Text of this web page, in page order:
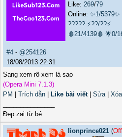
Like: 269/79
Online: ✨1/5379✨
????? ⚡??/??⚡
🩸21/4139🩸 🌟0/
#4 - @254126
18/08/2013 22:31
Sang xem rõ xem là sao
(Opera Mini 7.1.3)
PM
Trích dẫn Like bài viết| Sửa| Xóa
Đẹp zai từ bé
lionprince021 (Off